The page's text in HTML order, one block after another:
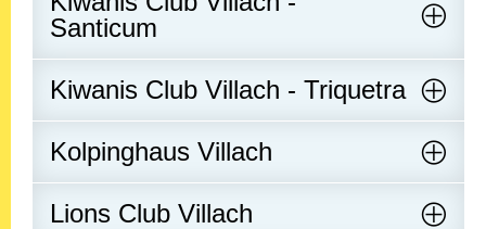
Santicum
Kiwanis Club Villach - Triquetra
Kolpinghaus Villach
Lions Club Villach